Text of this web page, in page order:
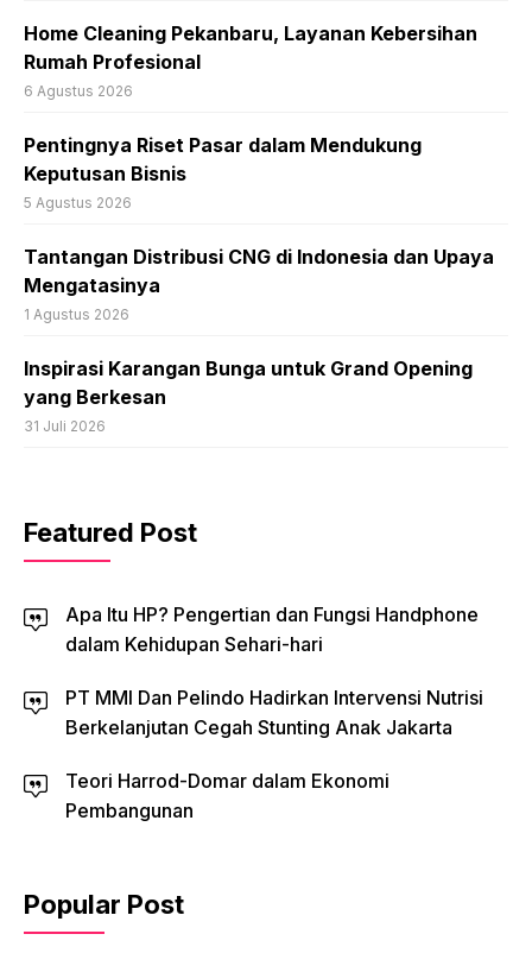
Home Cleaning Pekanbaru, Layanan Kebersihan
Rumah Profesional
6 Agustus 2026
Pentingnya Riset Pasar dalam Mendukung
Keputusan Bisnis
5 Agustus 2026
Tantangan Distribusi CNG di Indonesia dan Upaya
Mengatasinya
1 Agustus 2026
Inspirasi Karangan Bunga untuk Grand Opening
yang Berkesan
31 Juli 2026
Featured Post
Apa Itu HP? Pengertian dan Fungsi Handphone
dalam Kehidupan Sehari-hari
PT MMI Dan Pelindo Hadirkan Intervensi Nutrisi
Berkelanjutan Cegah Stunting Anak Jakarta
Teori Harrod-Domar dalam Ekonomi
Pembangunan
Popular Post